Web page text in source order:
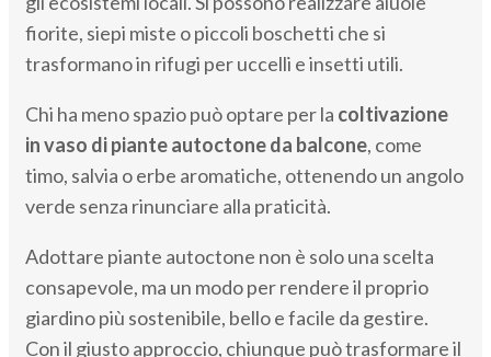
fiorite, siepi miste o piccoli boschetti che si
trasformano in rifugi per uccelli e insetti utili.
Chi ha meno spazio può optare per la coltivazione
in vaso di piante autoctone da balcone, come
timo, salvia o erbe aromatiche, ottenendo un angolo
verde senza rinunciare alla praticità.
Adottare piante autoctone non è solo una scelta
consapevole, ma un modo per rendere il proprio
giardino più sostenibile, bello e facile da gestire.
Con il giusto approccio, chiunque può trasformare il